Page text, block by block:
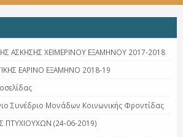
ΑΣΚΗΣΗΣ ΧΕΙΜΕΡΙΝΟΥ ΕΞΑΜΗΝΟΥ 2017-2018
ΕΑΡΙΝΟ ΕΞΑΜΗΝΟ 2018-19
Συνέδριο Μονάδων Κοινωνικής Φροντίδας
(24-06-2019)